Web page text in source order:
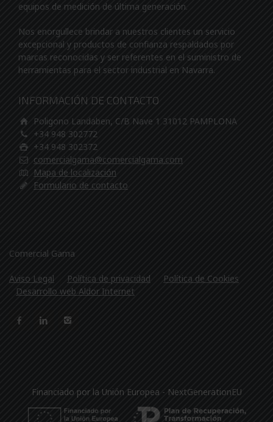
equipos de medición de última generación.
Nos enorgullece brindar a nuestros clientes un servicio
excepcional y productos de confianza respaldados por
marcas reconocidas y ser referentes en el suministro de
herramientas para el sector industrial en Navarra.
INFORMACIÓN DE CONTACTO
Poligono Landaben, C/B Nave 1 31012 PAMPLONA
+34 948 302772
+34 948 302372
comercialgama@comercialgama.com
Mapa de localización
Formulario de contacto
Comercial Gama
Aviso Legal Política de privacidad
Política de Cookies
Desarrollo web Aldor Internet
Financiado por la Unión Europea - NextGenerationEU